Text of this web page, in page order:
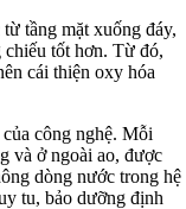
tầng mặt xuống đáy,
chiếu tốt hơn. Từ đó,
cái thiện oxy hóa
công nghệ. Mỗi
và ở ngoài ao, được
dòng nước trong hệ
tu, bảo dưỡng định